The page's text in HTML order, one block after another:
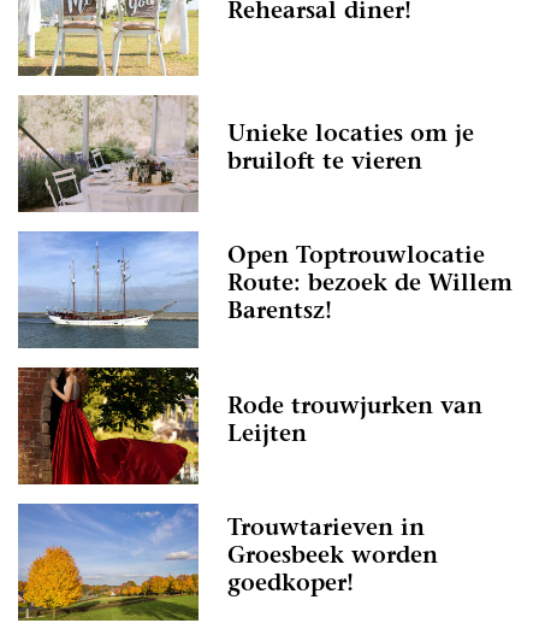
Rehearsal diner!
Unieke locaties om je
bruiloft te vieren
Open Toptrouwlocatie
Route: bezoek de Willem
Barentsz!
Rode trouwjurken van
Leijten
Trouwtarieven in
Groesbeek worden
goedkoper!